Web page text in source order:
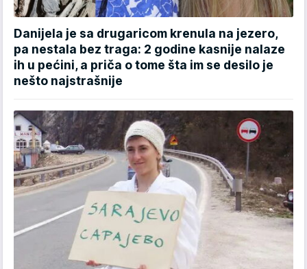
Danijela je sa drugaricom krenula na jezero,
pa nestala bez traga: 2 godine kasnije nalaze
ih u pećini, a priča o tome šta im se desilo je
nešto najstrašnije